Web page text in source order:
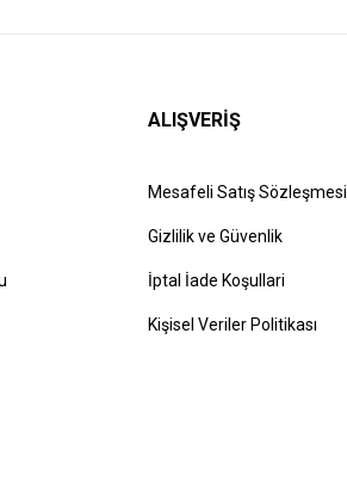
ALIŞVERİŞ
Mesafeli Satış Sözleşmesi
Gizlilik ve Güvenlik
İptal İade Koşullari
Kişisel Veriler Politikası